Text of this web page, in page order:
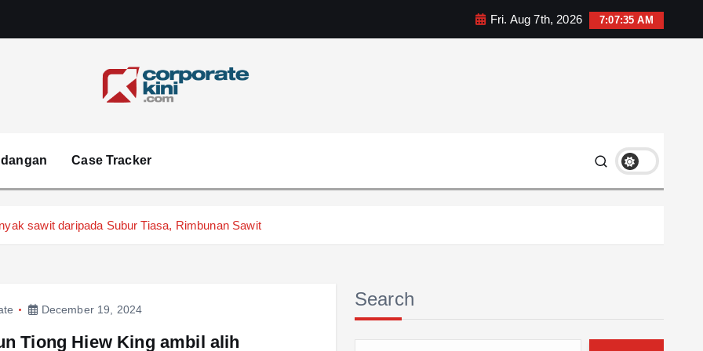
Fri. Aug 7th, 2026 7:07:36 AM
Case Tracker
sawit daripada Subur Tiasa, Rimbunan Sawit
December 19, 2024
Tiong Hiew King ambil alih
Search